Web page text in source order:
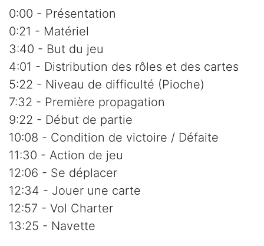
0:00 - Présentation
0:21 - Matériel
3:40 - But du jeu
4:01 - Distribution des rôles et des cartes
5:22 - Niveau de difficulté (Pioche)
7:32 - Première propagation
9:22 - Début de partie
10:08 - Condition de victoire / Défaite
11:30 - Action de jeu
12:06 - Se déplacer
12:34 - Jouer une carte
12:57 - Vol Charter
13:25 - Navette